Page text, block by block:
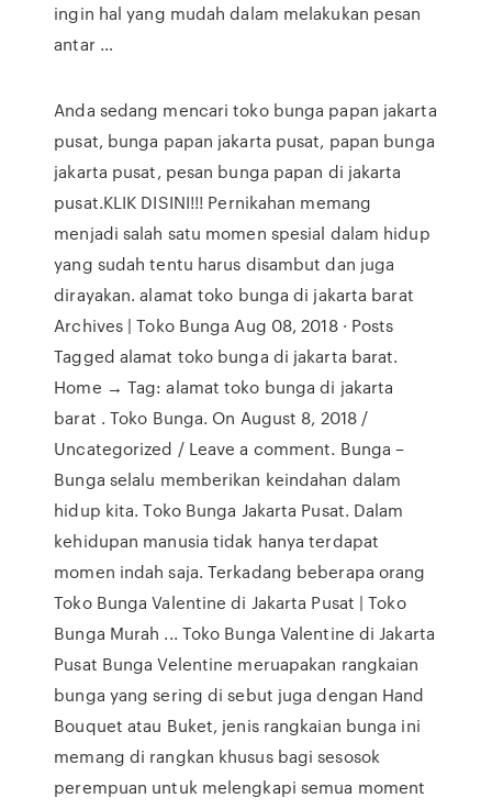
ingin hal yang mudah dalam melakukan pesan
antar …
Anda sedang mencari toko bunga papan jakarta
pusat, bunga papan jakarta pusat, papan bunga
jakarta pusat, pesan bunga papan di jakarta
pusat.KLIK DISINI!!! Pernikahan memang
menjadi salah satu momen spesial dalam hidup
yang sudah tentu harus disambut dan juga
dirayakan. alamat toko bunga di jakarta barat
Archives | Toko Bunga Aug 08, 2018 · Posts
Tagged alamat toko bunga di jakarta barat.
Home → Tag: alamat toko bunga di jakarta
barat . Toko Bunga. On August 8, 2018 /
Uncategorized / Leave a comment. Bunga –
Bunga selalu memberikan keindahan dalam
hidup kita. Toko Bunga Jakarta Pusat. Dalam
kehidupan manusia tidak hanya terdapat
momen indah saja. Terkadang beberapa orang
Toko Bunga Valentine di Jakarta Pusat | Toko
Bunga Murah ... Toko Bunga Valentine di Jakarta
Pusat Bunga Velentine meruapakan rangkaian
bunga yang sering di sebut juga dengan Hand
Bouquet atau Buket, jenis rangkaian bunga ini
memang di rangkan khusus bagi sesosok
perempuan untuk melengkapi semua moment